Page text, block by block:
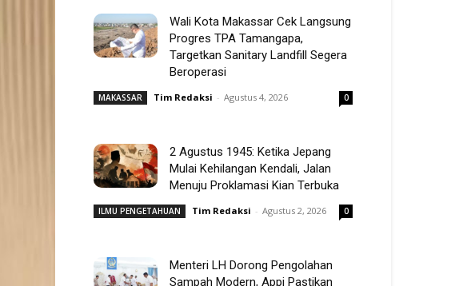
Wali Kota Makassar Cek Langsung
Progres TPA Tamangapa,
Targetkan Sanitary Landfill Segera
Beroperasi
MAKASSAR Tim Redaksi - Agustus 4, 2026 0
2 Agustus 1945: Ketika Jepang
Mulai Kehilangan Kendali, Jalan
Menuju Proklamasi Kian Terbuka
ILMU PENGETAHUAN Tim Redaksi - Agustus 2, 2026 0
Menteri LH Dorong Pengolahan
Sampah Modern, Appi Pastikan